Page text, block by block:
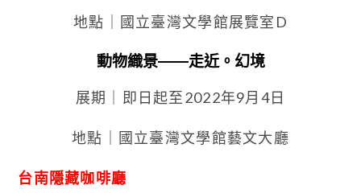
地點｜國立臺灣文學館展覽室D
動物織景——走近。幻境
展期｜即日起至2022年9月4日
地點｜國立臺灣文學館藝文大廳
台南隱藏咖啡廳